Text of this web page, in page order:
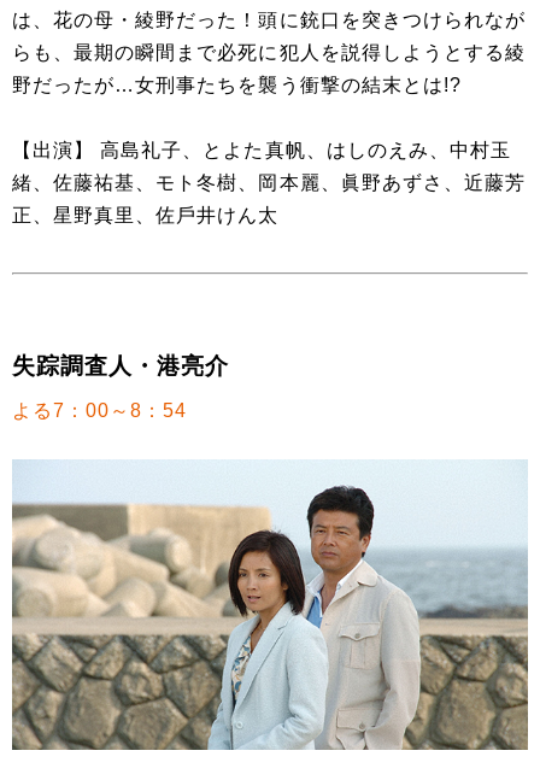
は、花の母・綾野だった！頭に銃口を突きつけられなが
らも、最期の瞬間まで必死に犯人を説得しようとする綾
野だったが…女刑事たちを襲う衝撃の結末とは!?
【出演】 高島礼子、とよた真帆、はしのえみ、中村玉
緒、佐藤祐基、モト冬樹、岡本麗、眞野あずさ、近藤芳
正、星野真⾥、佐⼾井けん太
失踪調査人・港亮介
よる7：00～8：54